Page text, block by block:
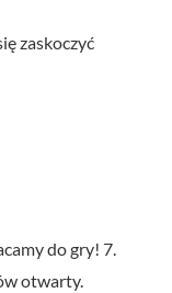
zaskoczyć
do gry! 7.
otwarty.